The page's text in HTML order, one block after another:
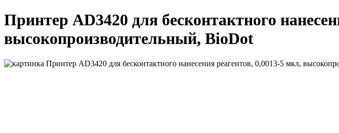
Принтер AD3420 для бесконтактного
высокопроизводительный, BioDot